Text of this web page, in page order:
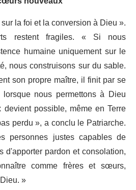
la foi et la conversion à Dieu ».
restent fragiles. « Si nous
humaine uniquement sur le
nous construisons sur du sable.
son propre maître, il finit par se
nous permettons à Dieu
possible, même en Terre
perdu », a conclu le Patriarche.
personnes justes capables de
pardon et consolation,
comme frères et sœurs,
»